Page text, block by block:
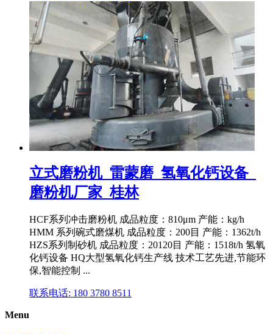
立式磨粉机_雷蒙磨_氢氧化钙设备_
磨粉机厂家_桂林
HCF系列冲击磨粉机 成品粒度：810μm 产能：kg/h
HMM 系列碗式磨煤机 成品粒度：200目 产能：1362t/h
HZS系列制砂机 成品粒度：20120目 产能：1518t/h 氢氧
化钙设备 HQ大型氢氧化钙生产线 技术工艺先进,节能环
保,智能控制 ...
联系电话: 180 3780 8511
Menu